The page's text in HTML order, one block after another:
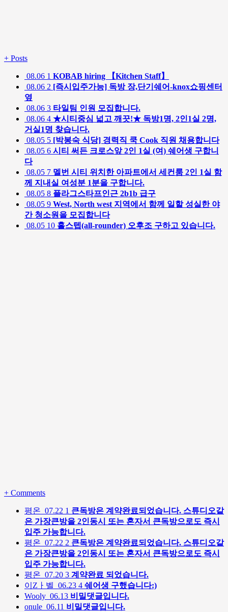
+ Posts
08.06 1 KOBAB hiring 【Kitchen Staff】
08.06 2 [즉시입주가능] 독방 장,단기쉐어-knox쇼핑센터
옆
08.06 3 타일팀 인원 모집합니다.
08.06 4 ★시티중심 넓고 깨끗!★ 독방1명, 2인1실 2명,
거실1명 찾습니다.
08.05 5 [박봉숙 식당] 경력직 쿡 Cook 직원 채용합니다
08.05 6 시티 써든 크로스앞 2인 1실 (여) 쉐어생 구합니
다
08.05 7 멜번 시티 위치한 아파트에서 세컨룸 2인 1실 함
께 지내실 여성분 1분을 구합니다.
08.05 8 플라그스타프인근 2b1b 급구
08.05 9 West, North west 지역에서 함께 일할 성실한 야
간 청소원을 모집합니다
08.05 10 홀스텝(all-rounder) 오후조 구하고 있습니다.
+ Comments
평온 07.22 1 큰독방은 계약완료되었습니다. 스튜디오같
은 가장큰방을 2인동시 또는 혼자서 큰독방으로도 즉시
입주 가능합니다.
평온 07.22 2 큰독방은 계약완료되었습니다. 스튜디오같
은 가장큰방을 2인동시 또는 혼자서 큰독방으로도 즉시
입주 가능합니다.
평온 07.20 3 계약완료 되었습니다.
이Zㅏ벨 06.23 4 쉐어생 구했습니다:)
Wooly 06.13 비밀댓글입니다.
onule 06.11 비밀댓글입니다.